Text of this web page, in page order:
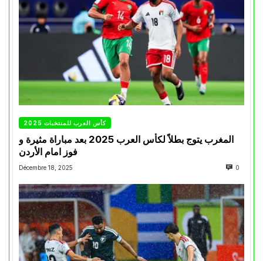
كأس العرب للمنتخبات 2025
المغرب يتوج بطلاً لكأس العرب 2025 بعد مباراة مثيرة و
فوز امام الأردن
Décembre 18, 2025 0